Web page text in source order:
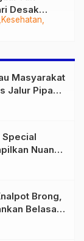
Kesehatan
Desak
Masyarakat
Jalur Pipa
Special
Nuansa
Skena
Brong,
Belasan